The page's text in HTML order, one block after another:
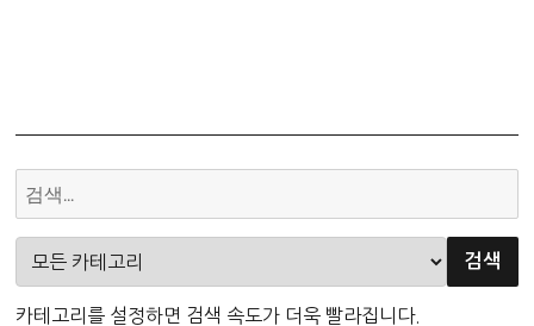
카테고리를 설정하면 검색 속도가 더욱 빨라집니다.